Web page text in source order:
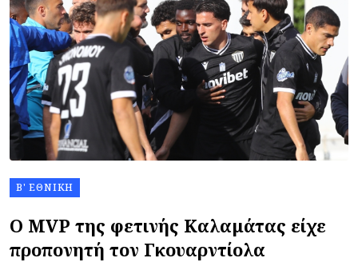
Β' ΕΘΝΙΚΉ
Ο MVP της φετινής Καλαμάτας είχε
προπονητή τον Γκουαρντίολα